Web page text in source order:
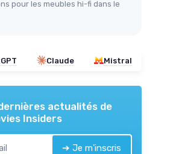
pour les meubles hi-fi dans le
Claude Mistral
actualités de
Insiders
➔ Je m'inscris